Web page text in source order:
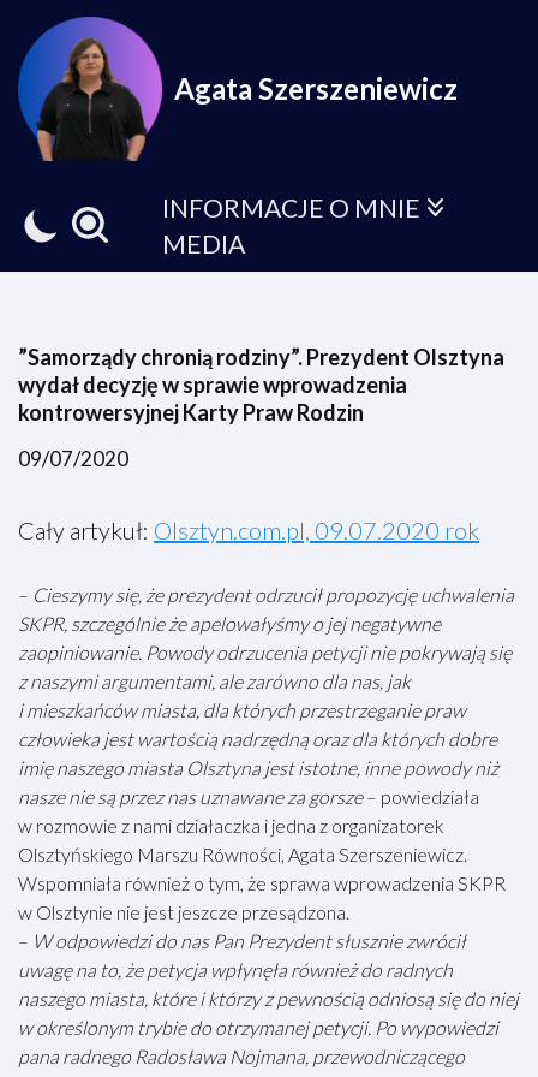
Przejdź
do
treści
Agata Szerszeniewicz
INFORMACJE O MNIE
MEDIA
”Samorządy chronią rodziny”. Prezydent Olsztyna
wydał decyzję w sprawie wprowadzenia
kontrowersyjnej Karty Praw Rodzin
09/07/2020
Cały artykuł: Olsztyn.com.pl, 09.07.2020 rok
– Cieszymy się, że prezydent odrzucił propozycję uchwalenia
SKPR, szczególnie że apelowałyśmy o jej negatywne
zaopiniowanie. Powody odrzucenia petycji nie pokrywają się
z naszymi argumentami, ale zarówno dla nas, jak
i mieszkańców miasta, dla których przestrzeganie praw
człowieka jest wartością nadrzędną oraz dla których dobre
imię naszego miasta Olsztyna jest istotne, inne powody niż
nasze nie są przez nas uznawane za gorsze– powiedziała
w rozmowie z nami działaczka i jedna z organizatorek
Olsztyńskiego Marszu Równości, Agata Szerszeniewicz.
Wspomniała również o tym, że sprawa wprowadzenia SKPR
w Olsztynie nie jest jeszcze przesądzona.
– W odpowiedzi do nas Pan Prezydent słusznie zwrócił
uwagę na to, że petycja wpłynęła również do radnych
naszego miasta, które i którzy z pewnością odniosą się do niej
w określonym trybie do otrzymanej petycji. Po wypowiedzi
pana radnego Radosława Nojmana, przewodniczącego